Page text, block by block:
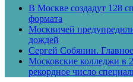
В Москве создадут 128
формата
Москвичей
дождей
Сергей Собянин.
Московские колледжи в
рекордное число